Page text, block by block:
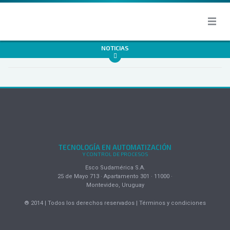
NOTICIAS
TECNOLOGÍA EN AUTOMATIZACIÓN
Y CONTROL DE PROCESOS
Esco Sudamérica S.A.
25 de Mayo 713 · Apartamento 301 · 11000 ·
Montevideo, Uruguay
® 2014 | Todos los derechos reservados | Términos y condiciones